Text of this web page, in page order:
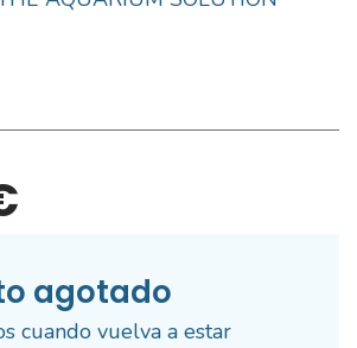
agotado
cuando vuelva a estar